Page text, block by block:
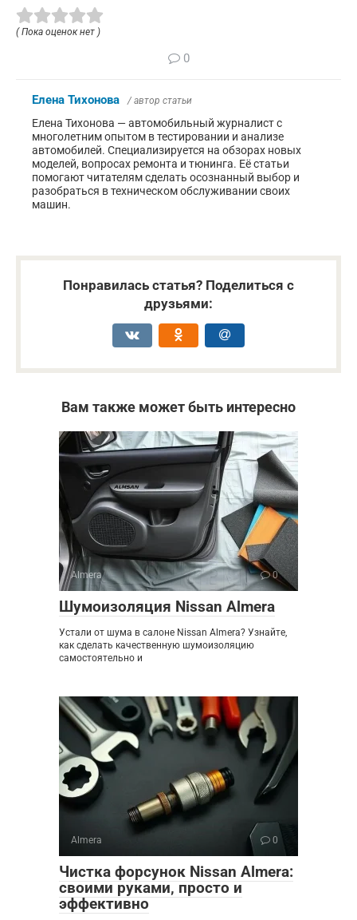
( Пока оценок нет )
0
Елена Тихонова / автор статьи
Елена Тихонова — автомобильный журналист с
многолетним опытом в тестировании и анализе
автомобилей. Специализируется на обзорах новых
моделей, вопросах ремонта и тюнинга. Её статьи
помогают читателям сделать осознанный выбор и
разобраться в техническом обслуживании своих
машин.
Понравилась статья? Поделиться с
друзьями:
Вам также может быть интересно
Almera 0
Шумоизоляция Nissan Almera
Устали от шума в салоне Nissan Almera? Узнайте,
как сделать качественную шумоизоляцию
самостоятельно и
Almera 0
Чистка форсунок Nissan Almera:
своими руками‚ просто и
эффективно